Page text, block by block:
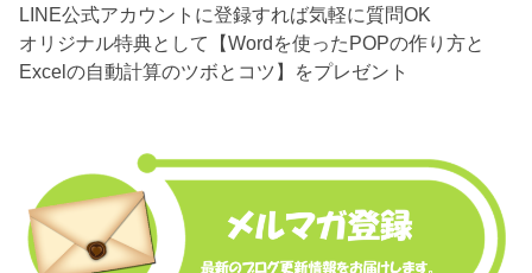
LINE公式アカウントに登録すれば気軽に質問OK
オリジナル特典として【Wordを使ったPOPの作り方と
Excelの自動計算のツボとコツ】をプレゼント